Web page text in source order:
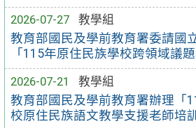
2026-07-27
教學組
教育部國民及學前教育署委請國
「115年原住民族學校跨領域議
2026-07-21
教學組
教育部國民及學前教育署辦理「
校原住民族語文教學支援老師培訓